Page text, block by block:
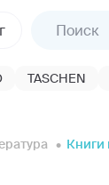
TASCHEN
Книги